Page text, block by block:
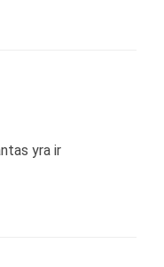
yra ir